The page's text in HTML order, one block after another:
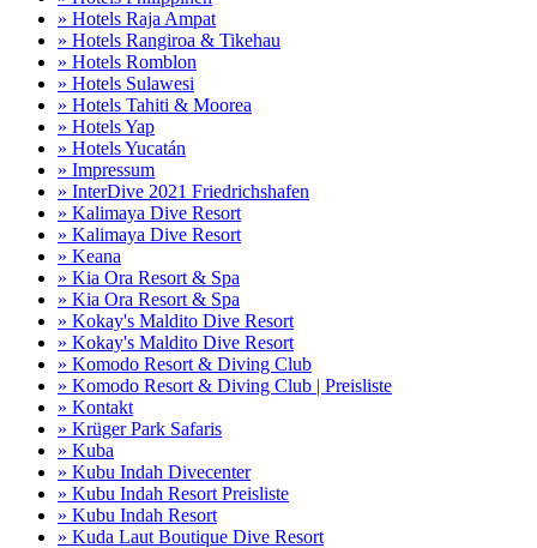
» Hotels Raja Ampat
» Hotels Rangiroa & Tikehau
» Hotels Romblon
» Hotels Sulawesi
» Hotels Tahiti & Moorea
» Hotels Yap
» Hotels Yucatán
» Impressum
» InterDive 2021 Friedrichshafen
» Kalimaya Dive Resort
» Kalimaya Dive Resort
» Keana
» Kia Ora Resort & Spa
» Kia Ora Resort & Spa
» Kokay's Maldito Dive Resort
» Kokay's Maldito Dive Resort
» Komodo Resort & Diving Club
» Komodo Resort & Diving Club | Preisliste
» Kontakt
» Krüger Park Safaris
» Kuba
» Kubu Indah Divecenter
» Kubu Indah Resort Preisliste
» Kubu Indah Resort
» Kuda Laut Boutique Dive Resort